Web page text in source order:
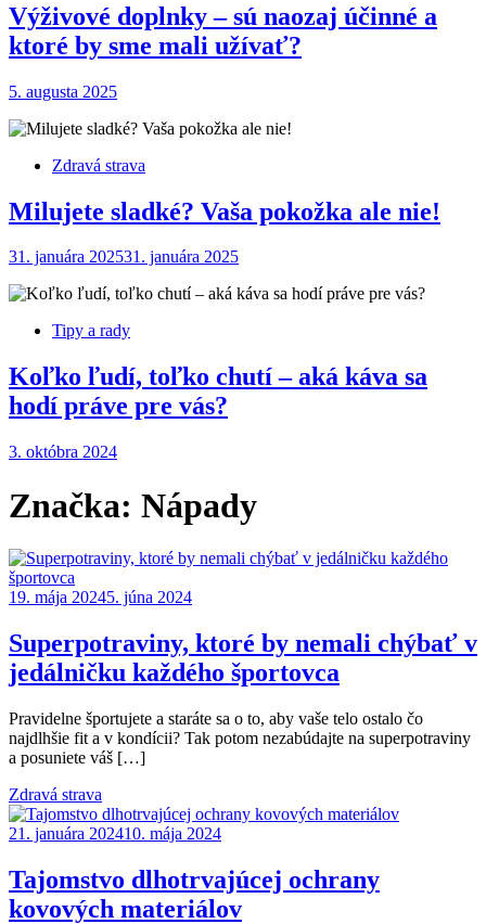
Výživové doplnky – sú naozaj účinné a
ktoré by sme mali užívať?
5. augusta 2025
Zdravá strava
Milujete sladké? Vaša pokožka ale nie!
31. januára 202531. januára 2025
Tipy a rady
Koľko ľudí, toľko chutí – aká káva sa
hodí práve pre vás?
3. októbra 2024
Značka: Nápady
19. mája 20245. júna 2024
Superpotraviny, ktoré by nemali chýbať v
jedálničku každého športovca
Pravidelne športujete a staráte sa o to, aby vaše telo ostalo čo
najdlhšie fit a v kondícii? Tak potom nezabúdajte na superpotraviny
a posuniete váš […]
Zdravá strava
21. januára 202410. mája 2024
Tajomstvo dlhotrvajúcej ochrany
kovových materiálov